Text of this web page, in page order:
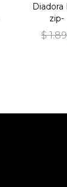
zip-
$